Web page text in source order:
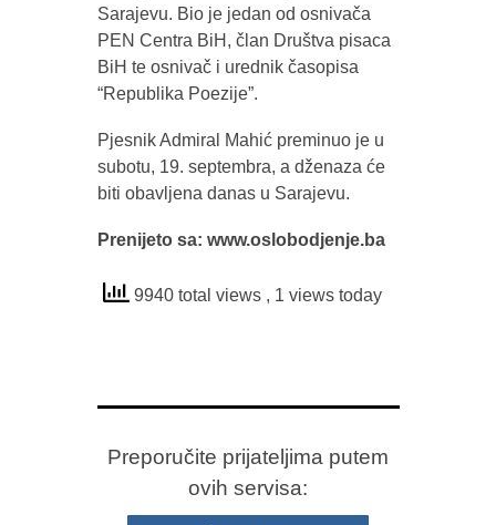
Sarajevu. Bio je jedan od osnivača
PEN Centra BiH, član Društva pisaca
BiH te osnivač i urednik časopisa
“Republika Poezije”.
Pjesnik Admiral Mahić preminuo je u
subotu, 19. septembra, a dženaza će
biti obavljena danas u Sarajevu.
Prenijeto sa: www.oslobodjenje.ba
9940 total views , 1 views today
Preporučite prijateljima putem
ovih servisa: